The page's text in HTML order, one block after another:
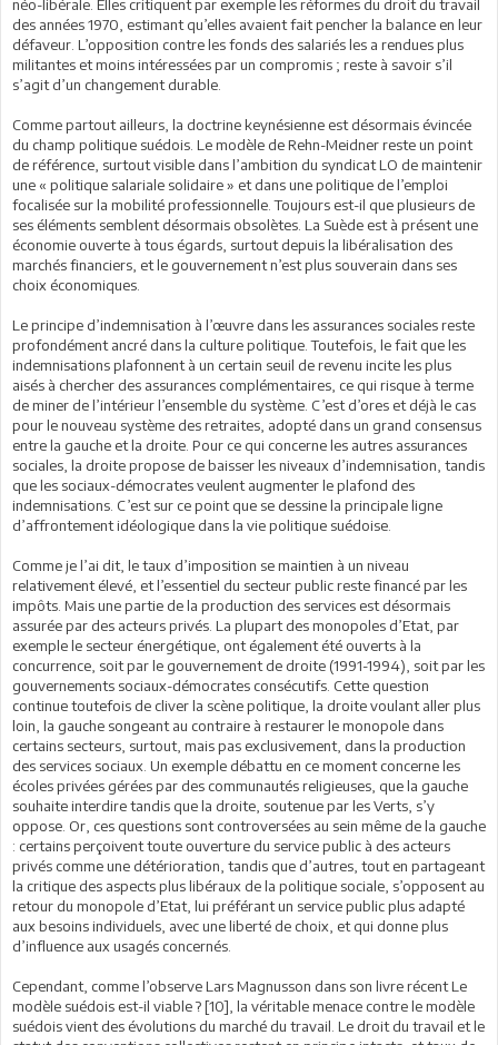
néo-libérale. Elles critiquent par exemple les réformes du droit du travail
des années 1970, estimant qu’elles avaient fait pencher la balance en leur
défaveur. L’opposition contre les fonds des salariés les a rendues plus
militantes et moins intéressées par un compromis ; reste à savoir s’il
s’agit d’un changement durable.
Comme partout ailleurs, la doctrine keynésienne est désormais évincée
du champ politique suédois. Le modèle de Rehn-Meidner reste un point
de référence, surtout visible dans l’ambition du syndicat LO de maintenir
une « politique salariale solidaire » et dans une politique de l’emploi
focalisée sur la mobilité professionnelle. Toujours est-il que plusieurs de
ses éléments semblent désormais obsolètes. La Suède est à présent une
économie ouverte à tous égards, surtout depuis la libéralisation des
marchés financiers, et le gouvernement n’est plus souverain dans ses
choix économiques.
Le principe d’indemnisation à l’œuvre dans les assurances sociales reste
profondément ancré dans la culture politique. Toutefois, le fait que les
indemnisations plafonnent à un certain seuil de revenu incite les plus
aisés à chercher des assurances complémentaires, ce qui risque à terme
de miner de l’intérieur l’ensemble du système. C’est d’ores et déjà le cas
pour le nouveau système des retraites, adopté dans un grand consensus
entre la gauche et la droite. Pour ce qui concerne les autres assurances
sociales, la droite propose de baisser les niveaux d’indemnisation, tandis
que les sociaux-démocrates veulent augmenter le plafond des
indemnisations. C’est sur ce point que se dessine la principale ligne
d’affrontement idéologique dans la vie politique suédoise.
Comme je l’ai dit, le taux d’imposition se maintien à un niveau
relativement élevé, et l’essentiel du secteur public reste financé par les
impôts. Mais une partie de la production des services est désormais
assurée par des acteurs privés. La plupart des monopoles d’Etat, par
exemple le secteur énergétique, ont également été ouverts à la
concurrence, soit par le gouvernement de droite (1991-1994), soit par les
gouvernements sociaux-démocrates consécutifs. Cette question
continue toutefois de cliver la scène politique, la droite voulant aller plus
loin, la gauche songeant au contraire à restaurer le monopole dans
certains secteurs, surtout, mais pas exclusivement, dans la production
des services sociaux. Un exemple débattu en ce moment concerne les
écoles privées gérées par des communautés religieuses, que la gauche
souhaite interdire tandis que la droite, soutenue par les Verts, s’y
oppose. Or, ces questions sont controversées au sein même de la gauche
: certains perçoivent toute ouverture du service public à des acteurs
privés comme une détérioration, tandis que d’autres, tout en partageant
la critique des aspects plus libéraux de la politique sociale, s’opposent au
retour du monopole d’Etat, lui préférant un service public plus adapté
aux besoins individuels, avec une liberté de choix, et qui donne plus
d’influence aux usagés concernés.
Cependant, comme l’observe Lars Magnusson dans son livre récent Le
modèle suédois est-il viable ? [10], la véritable menace contre le modèle
suédois vient des évolutions du marché du travail. Le droit du travail et le